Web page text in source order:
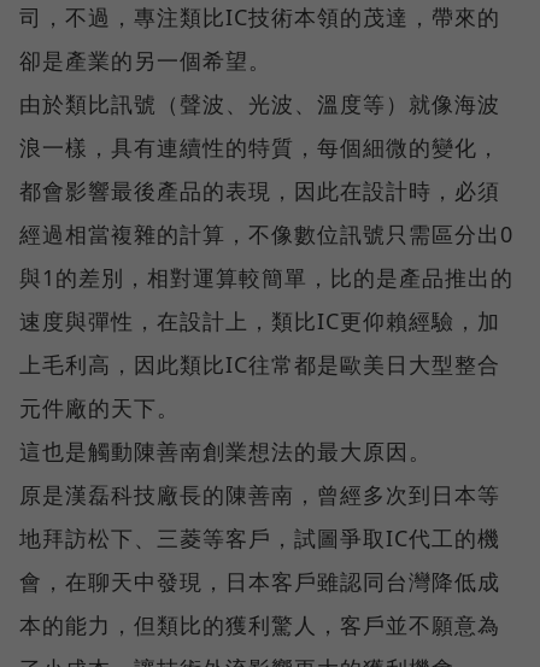
司，不過，專注類比IC技術本領的茂達，帶來的
卻是產業的另一個希望。
由於類比訊號（聲波、光波、溫度等）就像海波
浪一樣，具有連續性的特質，每個細微的變化，
都會影響最後產品的表現，因此在設計時，必須
經過相當複雜的計算，不像數位訊號只需區分出0
與1的差別，相對運算較簡單，比的是產品推出的
速度與彈性，在設計上，類比IC更仰賴經驗，加
上毛利高，因此類比IC往常都是歐美日大型整合
元件廠的天下。
這也是觸動陳善南創業想法的最大原因。
原是漢磊科技廠長的陳善南，曾經多次到日本等
地拜訪松下、三菱等客戶，試圖爭取IC代工的機
會，在聊天中發現，日本客戶雖認同台灣降低成
本的能力，但類比的獲利驚人，客戶並不願意為